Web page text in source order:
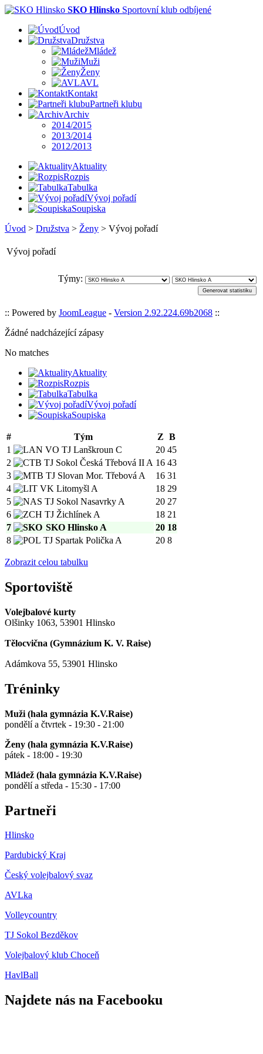
SKO Hlinsko Sportovní klub odbíjené
Úvod
Družstva
Mládež
Muži
Ženy
AVL
Kontakt
Partneři klubu
Archiv
2014/2015
2013/2014
2012/2013
Aktuality
Rozpis
Tabulka
Vývoj pořadí
Soupiska
Úvod > Družstva > Ženy > Vývoj pořadí
Vývoj pořadí
Týmy:
:: Powered by JoomLeague - Version 2.92.224.69b2068 ::
Žádné nadcházející zápasy
No matches
Aktuality
Rozpis
Tabulka
Vývoj pořadí
Soupiska
# Tým Z B
1
VO TJ Lanškroun C 20 45
2
TJ Sokol Česká Třebová II A 16 43
3
TJ Slovan Mor. Třebová A 16 31
4
VK Litomyšl A 18 29
5
TJ Sokol Nasavrky A 20 27
6
TJ Žichlínek A 18 21
7
SKO Hlinsko A 20 18
8
TJ Spartak Polička A 20 8
Zobrazit celou tabulku
Sportoviště
Volejbalové kurty
Olšinky 1063, 53901 Hlinsko
Tělocvična (Gymnázium K. V. Raise)
Adámkova 55, 53901 Hlinsko
Tréninky
Muži (hala gymnázia K.V.Raise)
pondělí a čtvrtek - 19:30 - 21:00
Ženy (hala gymnázia K.V.Raise)
pátek - 18:00 - 19:30
Mládež (hala gymnázia K.V.Raise)
pondělí a středa - 15:30 - 17:00
Partneři
Hlinsko
Pardubický Kraj
Český volejbalový svaz
AVLka
Volleycountry
TJ Sokol Bezděkov
Volejbalový klub Choceň
HavlBall
Najdete nás na Facebooku